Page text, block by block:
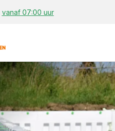
vanaf 07:00 uur